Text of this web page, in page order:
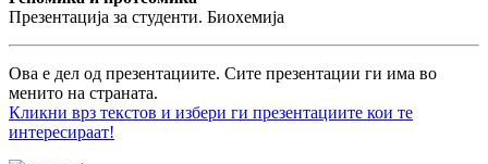
Презентација за студенти. Биохемија
Ова е дел од презентациите. Сите презентации ги има во
менито на страната.
Кликни врз текстов и избери ги презентациите кои те
интересираат!